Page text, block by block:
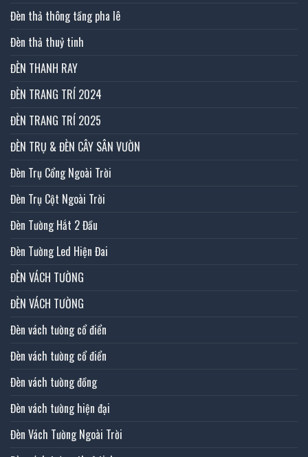
Đèn thả thông tầng pha lê
Đèn thả thuỷ tinh
ĐÈN THANH RAY
ĐÈN TRANG TRÍ 2024
ĐÈN TRANG TRÍ 2025
ĐÈN TRỤ & ĐÈN CÂY SÂN VƯỜN
Đèn Trụ Cổng Ngoài Trời
Đèn Trụ Cột Ngoài Trời
Đèn Tường Hắt 2 Đầu
Đèn Tường Led Hiện Đai
ĐÈN VÁCH TƯỜNG
ĐÈN VÁCH TƯỜNG
Đèn vách tường cổ điển
Đèn vách tường cổ điển
Đèn vách tường đồng
Đèn vách tường hiện đại
Đèn Vách Tường Ngoài Trời